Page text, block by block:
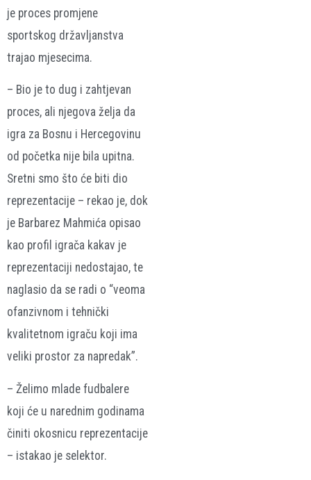
je proces promjene
sportskog državljanstva
trajao mjesecima.
– Bio je to dug i zahtjevan
proces, ali njegova želja da
igra za Bosnu i Hercegovinu
od početka nije bila upitna.
Sretni smo što će biti dio
reprezentacije – rekao je, dok
je Barbarez Mahmića opisao
kao profil igrača kakav je
reprezentaciji nedostajao, te
naglasio da se radi o “veoma
ofanzivnom i tehnički
kvalitetnom igraču koji ima
veliki prostor za napredak”.
– Želimo mlade fudbalere
koji će u narednim godinama
činiti okosnicu reprezentacije
– istakao je selektor.